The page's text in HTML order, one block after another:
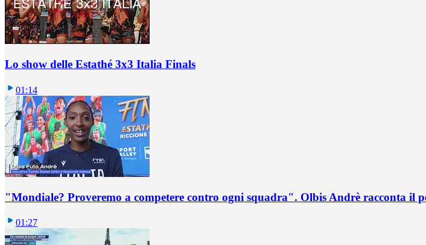
Lo show delle Estathé 3x3 Italia Finals
01:14
"Mondiale? Proveremo a competere contro ogni squadra". Olbis Andrè racconta il
01:27